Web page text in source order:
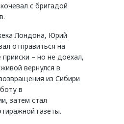
с бригадой
Лондона, Юрий
отправиться на
– но не доехал,
вернулся в
из Сибири
в
затем стал
газеты.